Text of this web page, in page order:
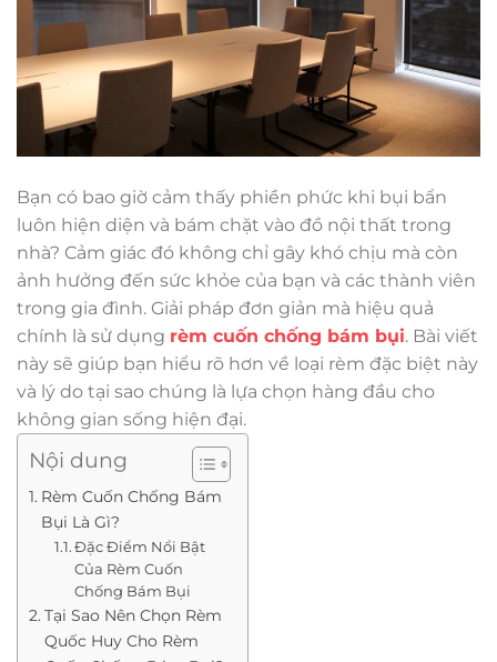
Bạn có bao giờ cảm thấy phiền phức khi bụi bẩn
luôn hiện diện và bám chặt vào đồ nội thất trong
nhà? Cảm giác đó không chỉ gây khó chịu mà còn
ảnh hưởng đến sức khỏe của bạn và các thành viên
trong gia đình. Giải pháp đơn giản mà hiệu quả
chính là sử dụng rèm cuốn chống bám bụi. Bài viết
này sẽ giúp bạn hiểu rõ hơn về loại rèm đặc biệt này
và lý do tại sao chúng là lựa chọn hàng đầu cho
không gian sống hiện đại.
Nội dung
Rèm Cuốn Chống Bám
Bụi Là Gì?
Đặc Điểm Nổi Bật
Của Rèm Cuốn
Chống Bám Bụi
Tại Sao Nên Chọn Rèm
Quốc Huy Cho Rèm